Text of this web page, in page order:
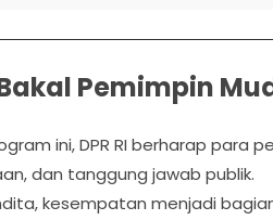
Pemimpin
ini, DPR RI berharap
dan tanggung jawab publik.
kesempatan menjadi